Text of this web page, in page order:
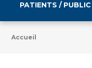
PATIENTS / PUBLIC
Accueil